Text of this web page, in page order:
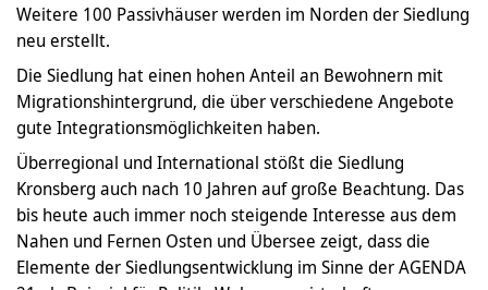
Weitere 100 Passivhäuser werden im Norden der Siedlung
neu erstellt.
Die Siedlung hat einen hohen Anteil an Bewohnern mit
Migrationshintergrund, die über verschiedene Angebote
gute Integrationsmöglichkeiten haben.
Überregional und International stößt die Siedlung
Kronsberg auch nach 10 Jahren auf große Beachtung. Das
bis heute auch immer noch steigende Interesse aus dem
Nahen und Fernen Osten und Übersee zeigt, dass die
Elemente der Siedlungsentwicklung im Sinne der AGENDA